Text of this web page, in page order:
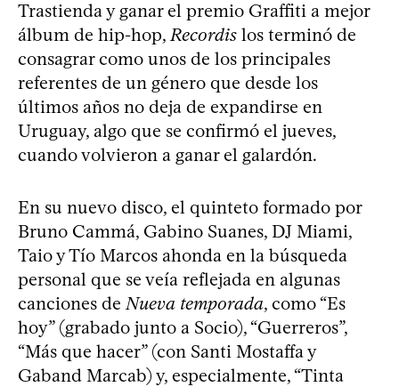
Trastienda y ganar el premio Graffiti a mejor
álbum de hip-hop, Recordis los terminó de
consagrar como unos de los principales
referentes de un género que desde los
últimos años no deja de expandirse en
Uruguay, algo que se confirmó el jueves,
cuando volvieron a ganar el galardón.
En su nuevo disco, el quinteto formado por
Bruno Cammá, Gabino Suanes, DJ Miami,
Taio y Tío Marcos ahonda en la búsqueda
personal que se veía reflejada en algunas
canciones de Nueva temporada, como “Es
hoy” (grabado junto a Socio), “Guerreros”,
“Más que hacer” (con Santi Mostaffa y
Gaband Marcab) y, especialmente, “Tinta